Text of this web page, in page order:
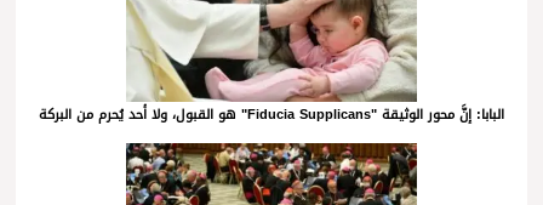
البابا: إنَّ محور الوثيقة "Fiducia Supplicans" هو القبول، ولا أحد يُحرم من البركة